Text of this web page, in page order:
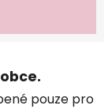
pouze pro